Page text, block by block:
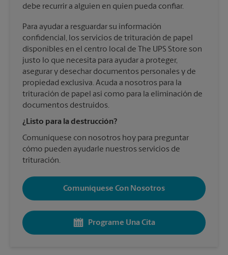
debe recurrir a alguien en quien pueda confiar.
Para ayudar a resguardar su información
confidencial, los servicios de trituración de papel
disponibles en el centro local de The UPS Store son
justo lo que necesita para ayudar a proteger,
asegurar y desechar documentos personales y de
propiedad exclusiva. Acuda a nosotros para la
trituración de papel así como para la eliminación de
documentos destruidos.
¿Listo para la destrucción?
Comuníquese con nosotros hoy para preguntar
cómo pueden ayudarle nuestros servicios de
trituración.
Comuníquese Con Nosotros
Programe Una Cita